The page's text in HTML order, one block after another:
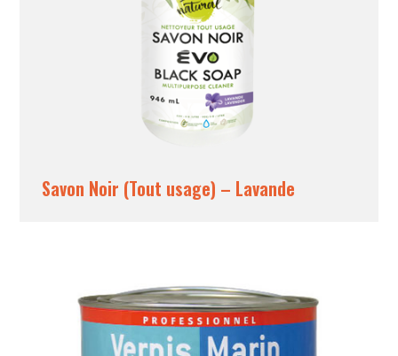
Savon Noir (Tout usage) – Lavande